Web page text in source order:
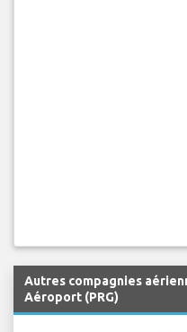
Autres compagnies
Aéroport (PRG)